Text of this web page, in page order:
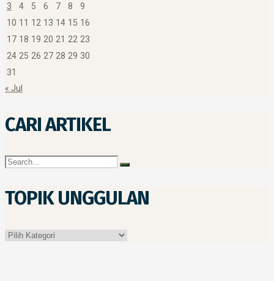
3
4 5 6 7 8
9
10 11 12 13 14 15 16
17 18 19 20 21 22 23
24 25 26 27 28 29 30
31
« Jul
CARI ARTIKEL
TOPIK UNGGULAN
Topik